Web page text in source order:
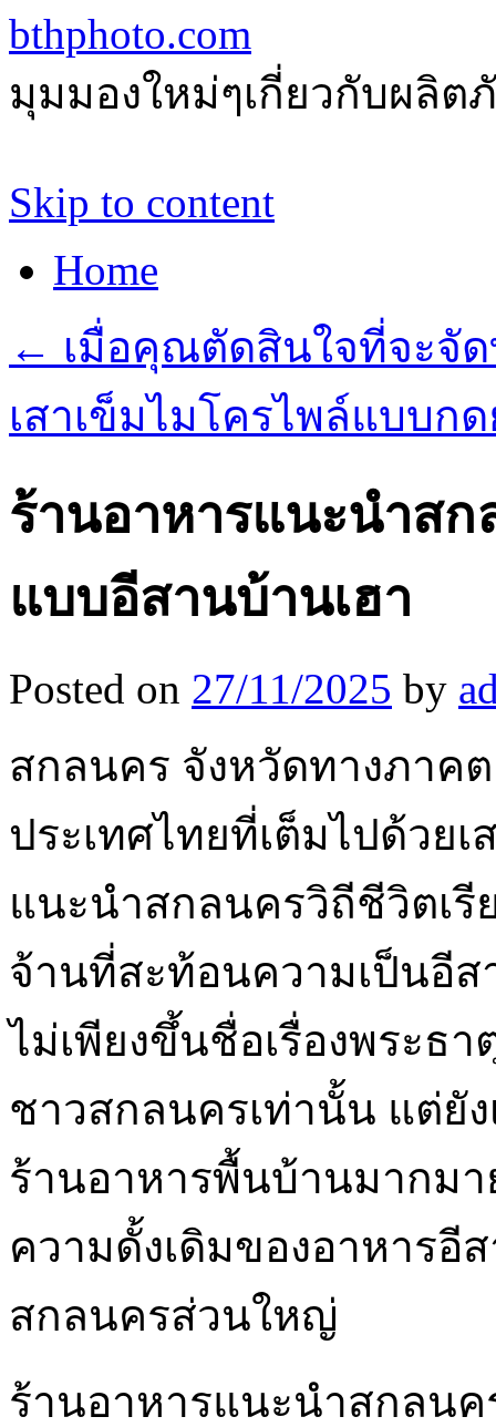
bthphoto.com
มุมมองใหม่ๆเกี่ยวกับผลิ
Skip to content
Home
← เมื่อคุณตัดสินใจที่จะจั
เสาเข็มไมโครไพล์แบบก
ร้านอาหารแนะนำส
แบบอีสานบ้านเฮา
Posted on 27/11/2025 by
สกลนคร จังหวัดทางภาค
ประเทศไทยที่เต็มไปด้วย
แนะนำสกลนครวิถีชีวิตเ
จ้านที่สะท้อนความเป็นอี
ไม่เพียงขึ้นชื่อเรื่องพระธ
ชาวสกลนครเท่านั้น แต่ยั
ร้านอาหารพื้นบ้านมากม
ความดั้งเดิมของอาหารอี
สกลนครส่วนใหญ่
ร้านอาหารแนะนำสกลน